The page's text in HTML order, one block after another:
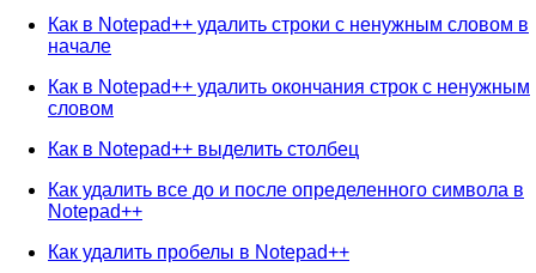
Как в Notepad++ удалить строки с ненужным словом в
начале
Как в Notepad++ удалить окончания строк с ненужным
словом
Как в Notepad++ выделить столбец
Как удалить все до и после определенного символа в
Notepad++
Как удалить пробелы в Notepad++